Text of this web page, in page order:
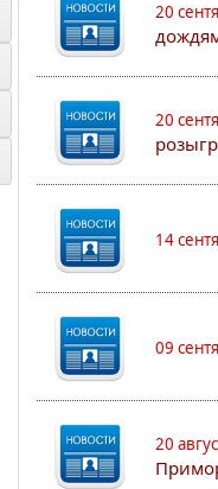
20
20
14
09
20